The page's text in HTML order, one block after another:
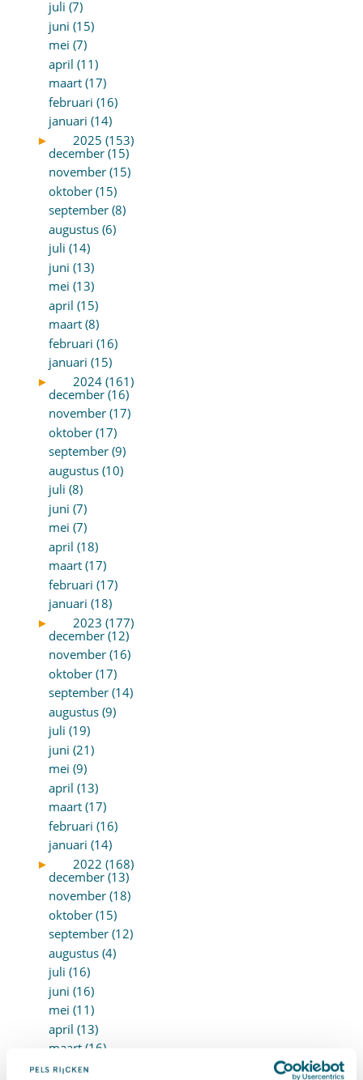
juli (7)
juni (15)
mei (7)
april (11)
maart (17)
februari (16)
januari (14)
►
2025 (153)
december (15)
november (15)
oktober (15)
september (8)
augustus (6)
juli (14)
juni (13)
mei (13)
april (15)
maart (8)
februari (16)
januari (15)
►
2024 (161)
december (16)
november (17)
oktober (17)
september (9)
augustus (10)
juli (8)
juni (7)
mei (7)
april (18)
maart (17)
februari (17)
januari (18)
►
2023 (177)
december (12)
november (16)
oktober (17)
september (14)
augustus (9)
juli (19)
juni (21)
mei (9)
april (13)
maart (17)
februari (16)
januari (14)
►
2022 (168)
december (13)
november (18)
oktober (15)
september (12)
augustus (4)
juli (16)
juni (16)
mei (11)
april (13)
maart (16)
februari (19)